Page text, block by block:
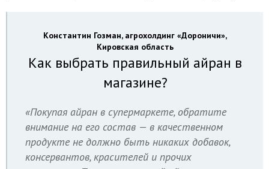
Константин Гозман, агрохолдинг «Дороничи»,
Кировская область
Как выбрать правильный айран в
магазине?
«Покупая айран в супермаркете, обратите
внимание на его состав — в качественном
продукте не должно быть никаких добавок,
консервантов, красителей и прочих